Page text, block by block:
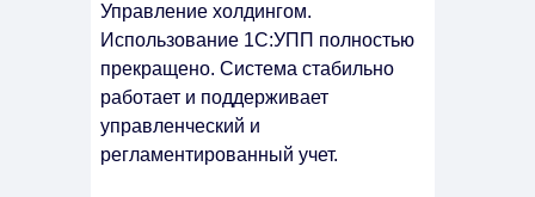
Управление холдингом.
Использование 1С:УПП полностью
прекращено. Система стабильно
работает и поддерживает
управленческий и
регламентированный учет.